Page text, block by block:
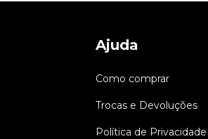
Ajuda
Como comprar
Trocas e Devoluções
Política de Privacidade